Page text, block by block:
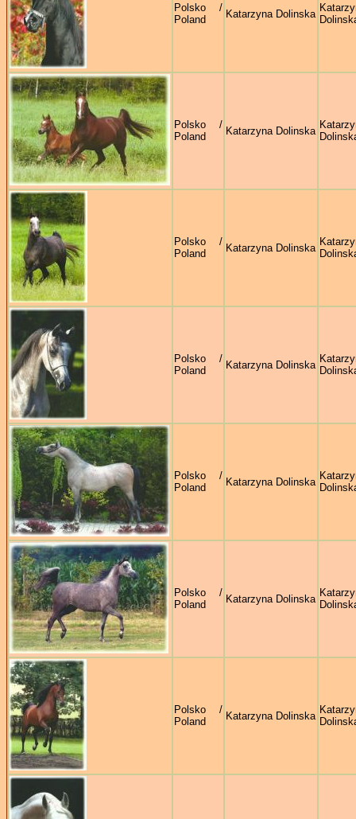
Polsko /
Poland
Katarzyna Dolinska
Polsko /
Poland
Katarzyna Dolinska
Polsko /
Poland
Katarzyna Dolinska
Polsko /
Poland
Katarzyna Dolinska
Polsko /
Poland
Katarzyna Dolinska
Polsko /
Poland
Katarzyna Dolinska
Polsko /
Poland
Katarzyna Dolinska